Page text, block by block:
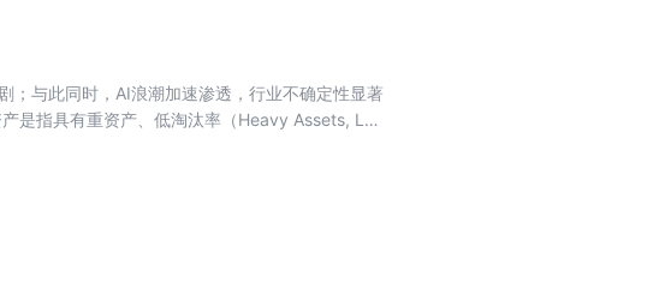
；与此同时，AI浪潮加速渗透，行业不确定性显著
是指具有重资产、低淘汰率（Heavy Assets, Low